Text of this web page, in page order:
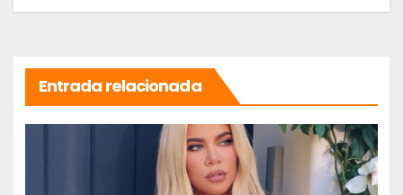
Entrada relacionada